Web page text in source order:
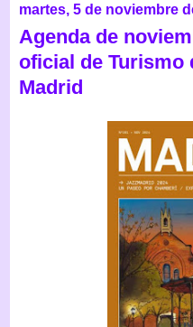
martes, 5 de noviembre
Agenda de
oficial de Turismo
Madrid